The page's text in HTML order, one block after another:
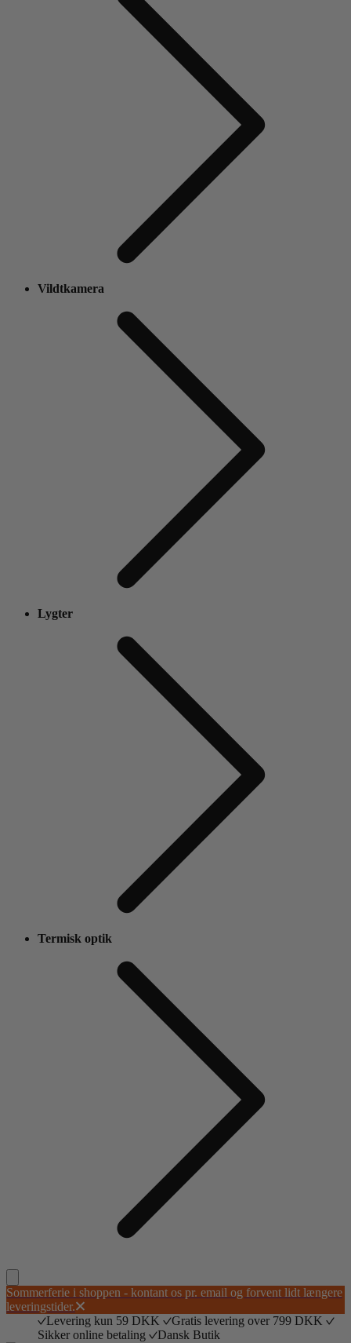
Vildtkamera
Lygter
Termisk optik
Sommerferie i shoppen - kontant os pr. email og forvent lidt længere
leveringstider.
Levering kun 59 DKK
Gratis levering over 799 DKK
Sikker online betaling
Dansk Butik